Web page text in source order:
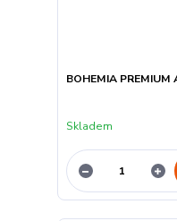
BOHEMIA
Skladem